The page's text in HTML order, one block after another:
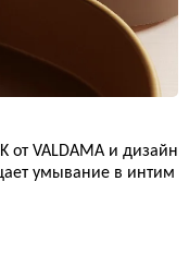
от VALDAMA и дизайн
умывание в интим